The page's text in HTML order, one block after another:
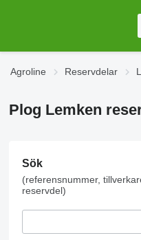
Agroline Reservdelar
Plog Lemken
Sök
(referensnummer,
reservdel)